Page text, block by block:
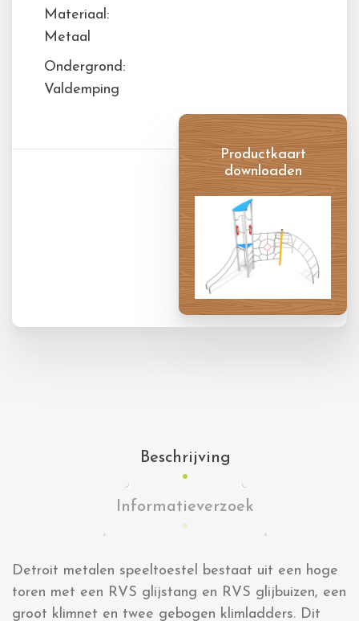
Materiaal:
Metaal
Ondergrond:
Valdemping
Productkaart
downloaden
Beschrijving
Informatieverzoek
Detroit metalen speeltoestel bestaat uit een hoge
toren met een RVS glijstang en RVS glijbuizen, een
groot klimnet en twee gebogen klimladders. Dit